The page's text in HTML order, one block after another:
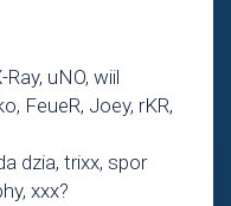
uNO, wiil
FeueR, Joey, rKR,
dzia, trixx, spor
xxx?